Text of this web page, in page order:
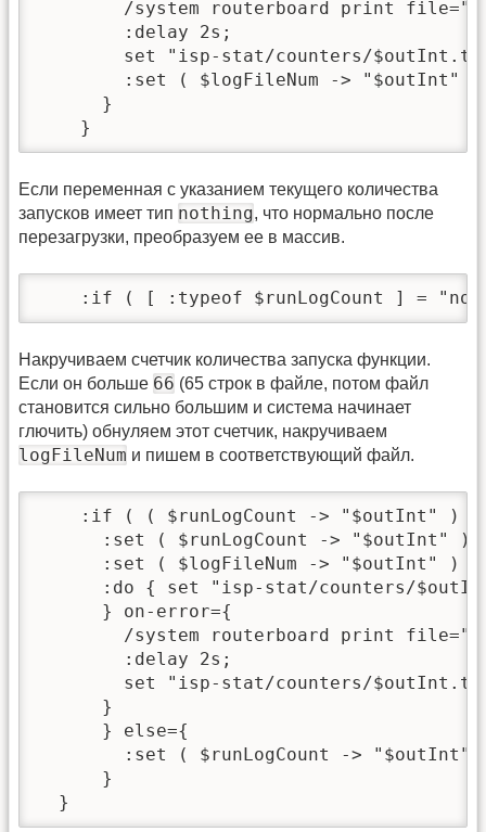
/system routerboard print
        :delay 2s;
set "isp-stat/counters/
:set ( $logFileNum -> "$outInt"
      }
    }
Если переменная с указанием текущего количества
запусков имеет тип nothing, что нормально после
перезагрузки, преобразуем ее в массив.
:if ( [ :typeof $runLogCount ] =
Накручиваем счетчик количества запуска функции.
Если он больше 66 (65 строк в файле, потом файл
становится сильно большим и система начинает
глючить) обнуляем этот счетчик, накручиваем
logFileNum и пишем в соответствующий файл.
:if ( ( $runLogCount -> "$outInt" )
:set ( $runLogCount -> "$outInt" )
:set ( $logFileNum -> "$outInt" )
:do { set "isp-stat/counters/
      } on-error={
/system routerboard print
        :delay 2s;
set "isp-stat/counters/
      }
      } else={
:set ( $runLogCount -> "$outInt"
      }
  }